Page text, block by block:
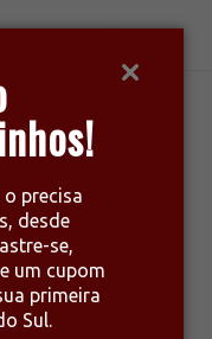
precisa
desde
se,
um cupom
primeira
Sul.
vida